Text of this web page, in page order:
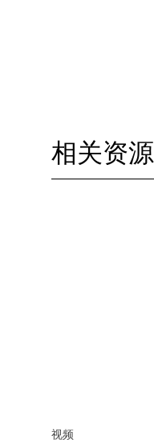
相关资源
视频